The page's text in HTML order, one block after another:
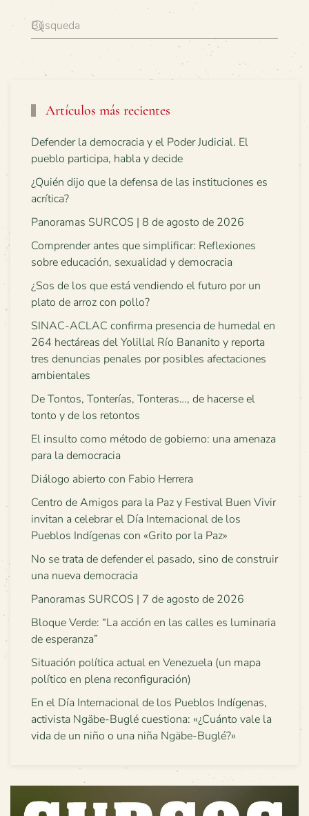
Artículos más recientes
Defender la democracia y el Poder Judicial. El
pueblo participa, habla y decide
¿Quién dijo que la defensa de las instituciones es
acrítica?
Panoramas SURCOS | 8 de agosto de 2026
Comprender antes que simplificar: Reflexiones
sobre educación, sexualidad y democracia
¿Sos de los que está vendiendo el futuro por un
plato de arroz con pollo?
SINAC-ACLAC confirma presencia de humedal en
264 hectáreas del Yolillal Río Bananito y reporta
tres denuncias penales por posibles afectaciones
ambientales
De Tontos, Tonterías, Tonteras…, de hacerse el
tonto y de los retontos
El insulto como método de gobierno: una amenaza
para la democracia
Diálogo abierto con Fabio Herrera
Centro de Amigos para la Paz y Festival Buen Vivir
invitan a celebrar el Día Internacional de los
Pueblos Indígenas con «Grito por la Paz»
No se trata de defender el pasado, sino de construir
una nueva democracia
Panoramas SURCOS | 7 de agosto de 2026
Bloque Verde: “La acción en las calles es luminaria
de esperanza”
Situación política actual en Venezuela (un mapa
político en plena reconfiguración)
En el Día Internacional de los Pueblos Indígenas,
activista Ngäbe-Buglé cuestiona: «¿Cuánto vale la
vida de un niño o una niña Ngäbe-Buglé?»